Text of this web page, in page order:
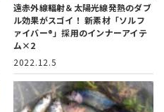
遠赤外線輻射＆太陽光線発熱のダブ
ル効果がスゴイ！新素材「ソルフ
ァイバー®」採用のインナーアイテ
ム×2
2022.12.5